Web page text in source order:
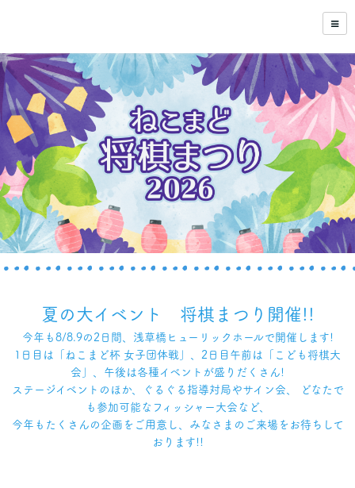
夏の大イベント 将棋まつり開催!!
今年も8/8.9の2日間、浅草橋ヒューリックホールで開催します!
1日目は「ねこまど杯 女子団体戦」、2日目午前は「こども将棋大
会」、午後は各種イベントが盛りだくさん!
ステージイベントのほか、ぐるぐる指導対局やサイン会、 どなたで
も参加可能なフィッシャー大会など、
今年もたくさんの企画をご用意し、みなさまのご来場をお待ちして
おります!!